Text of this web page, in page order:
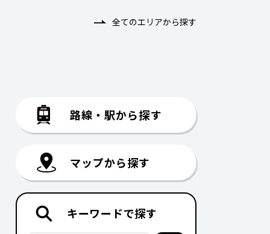
全てのエリアから探す
路線・駅から探す
マップから探す
キーワードで探す